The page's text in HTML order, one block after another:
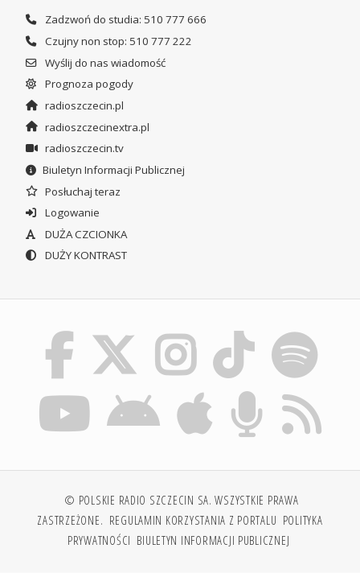
Zadzwoń do studia: 510 777 666
Czujny non stop: 510 777 222
Wyślij do nas wiadomość
Prognoza pogody
radioszczecin.pl
radioszczecinextra.pl
radioszczecin.tv
Biuletyn Informacji Publicznej
Posłuchaj teraz
Logowanie
DUŻA CZCIONKA
DUŻY KONTRAST
© POLSKIE RADIO SZCZECIN SA. WSZYSTKIE PRAWA
ZASTRZEŻONE. REGULAMIN KORZYSTANIA Z PORTALU POLITYKA
PRYWATNOŚCI BIULETYN INFORMACJI PUBLICZNEJ